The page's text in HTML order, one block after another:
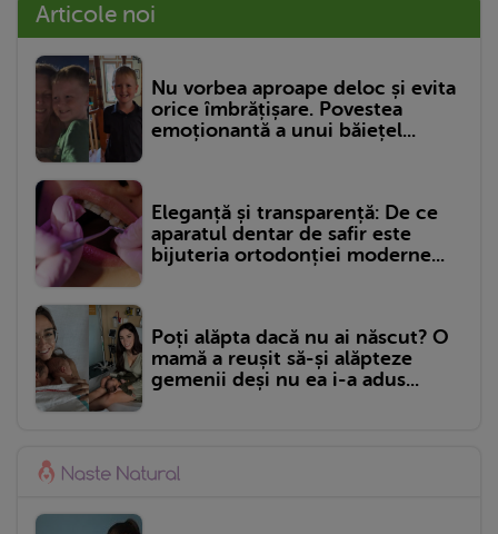
Articole noi
Nu vorbea aproape deloc și evita
orice îmbrățișare. Povestea
emoționantă a unui băiețel...
Eleganță și transparență: De ce
aparatul dentar de safir este
bijuteria ortodonției moderne...
Poți alăpta dacă nu ai născut? O
mamă a reușit să-și alăpteze
gemenii deși nu ea i-a adus...